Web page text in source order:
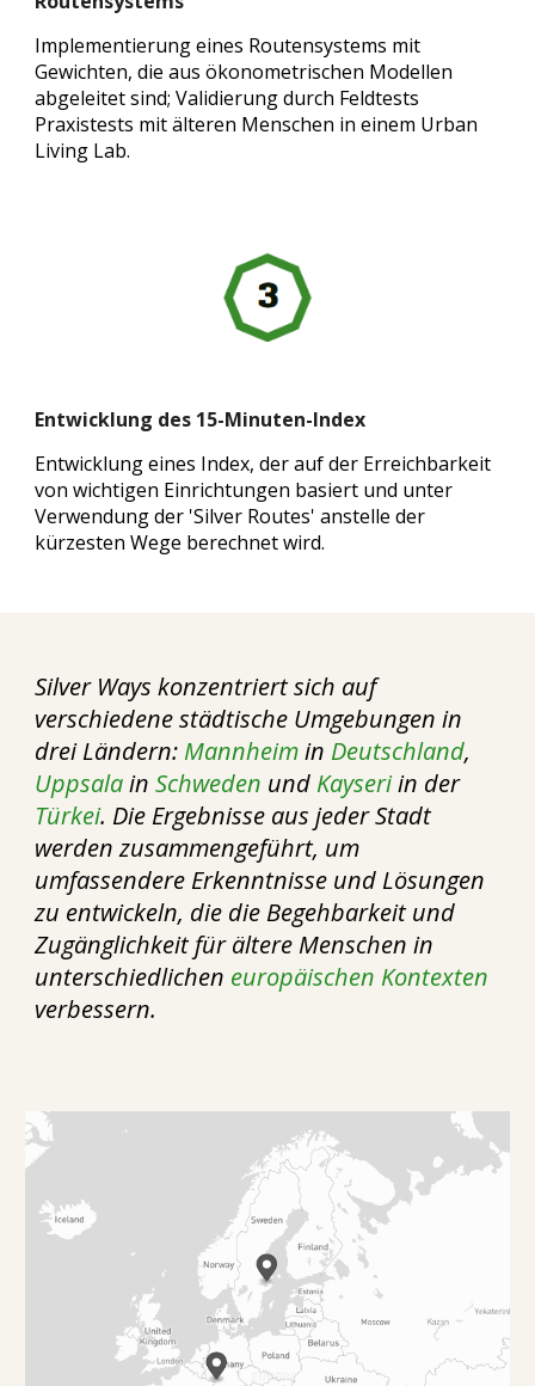
Implementierung eines Routensystems mit
Gewichten, die aus ökonometrischen Modellen
abgeleitet sind; Validierung durch Feldtests
Praxistests mit älteren Menschen in einem Urban
Living Lab.
Entwicklung des 15-Minuten-Index
Entwicklung eines Index, der auf der Erreichbarkeit
von wichtigen Einrichtungen basiert und unter
Verwendung der 'Silver Routes' anstelle der
kürzesten Wege berechnet wird.
Silver Ways konzentriert sich auf
verschiedene städtische Umgebungen in
drei Ländern: Mannheimin Deutschland,
UppsalainSchweden und Kayseriin der
Türkei. Die Ergebnisse aus jeder Stadt
werden zusammengeführt, um
umfassendere Erkenntnisse und Lösungen
zu entwickeln, die die Begehbarkeit und
Zugänglichkeit für ältere Menschen in
unterschiedlichen europäischen Kontexten
verbessern.